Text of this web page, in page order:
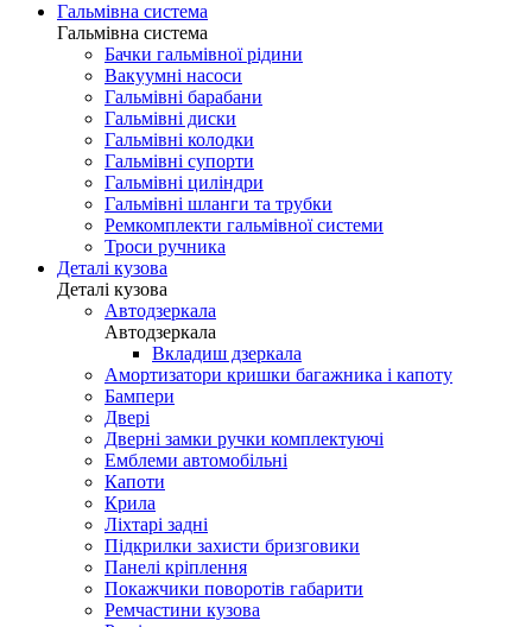
Гальмівна система
Гальмівна система
Бачки гальмівної рідини
Вакуумні насоси
Гальмівні барабани
Гальмівні диски
Гальмівні колодки
Гальмівні супорти
Гальмівні циліндри
Гальмівні шланги та трубки
Ремкомплекти гальмівної системи
Троси ручника
Деталі кузова
Деталі кузова
Автодзеркала
Автодзеркала
Вкладиш дзеркала
Амортизатори кришки багажника і капоту
Бампери
Двері
Дверні замки ручки комплектуючі
Емблеми автомобільні
Капоти
Крила
Ліхтарі задні
Підкрилки захисти бризговики
Панелі кріплення
Покажчики поворотів габарити
Ремчастини кузова